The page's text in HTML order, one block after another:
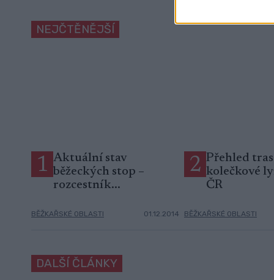
NEJČTĚNĚJŠÍ
1 Aktuální stav
běžeckých stop –
rozcestník...
BĚŽKAŘSKÉ OBLASTI 01.12.2014
2 Přehled
kolečkové
ČR
BĚŽKAŘSKÉ OBLASTI
DALŠÍ ČLÁNKY